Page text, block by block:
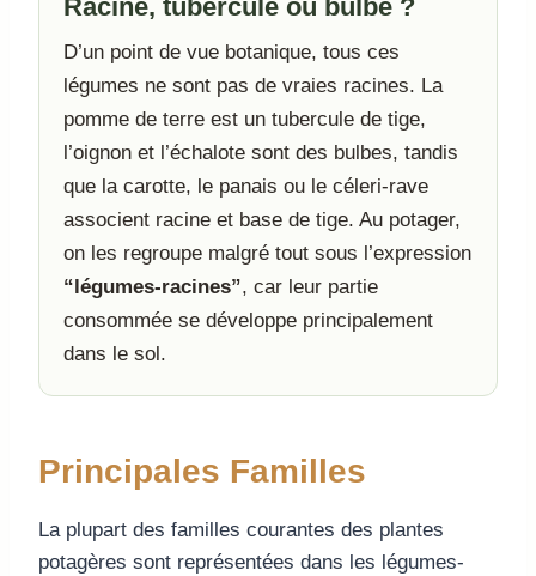
Racine, tubercule ou bulbe ?
D’un point de vue botanique, tous ces
légumes ne sont pas de vraies racines. La
pomme de terre est un tubercule de tige,
l’oignon et l’échalote sont des bulbes, tandis
que la carotte, le panais ou le céleri-rave
associent racine et base de tige. Au potager,
on les regroupe malgré tout sous l’expression
“légumes-racines”, car leur partie
consommée se développe principalement
dans le sol.
Principales Familles
La plupart des familles courantes des plantes
potagères sont représentées dans les légumes-